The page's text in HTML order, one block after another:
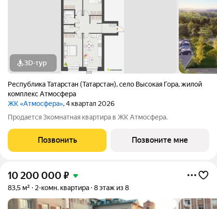
3D-тур
Республика Татарстан (Татарстан),село Высокая Гора,жилой
комплекс Атмосфера
ЖК «Атмосфера», 4 квартал 2026
Продается 3комнатная квартира в ЖК Атмосфера.
Позвонить Позвоните мне
10 200 000 ₽
83,5 м² 2-комн. квартира 8 этаж из 8